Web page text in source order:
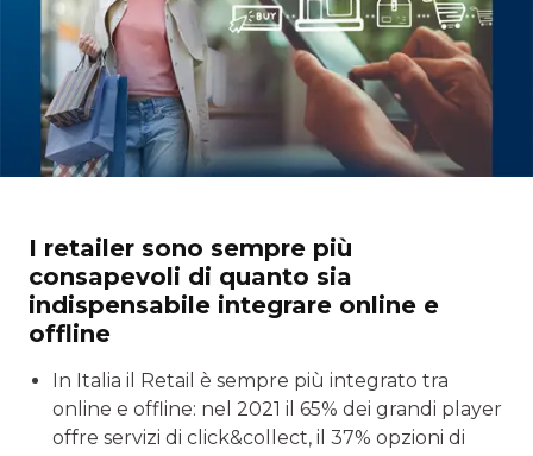
I retailer sono sempre più
consapevoli di quanto sia
indispensabile integrare online e
offline
In Italia il Retail è sempre più integrato tra
online e offline: nel 2021 il 65% dei grandi player
offre servizi di click&collect, il 37% opzioni di